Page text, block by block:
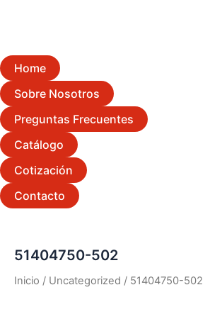
Home
Sobre Nosotros
Preguntas Frecuentes
Catálogo
Cotización
Contacto
51404750-502
Inicio / Uncategorized / 51404750-502